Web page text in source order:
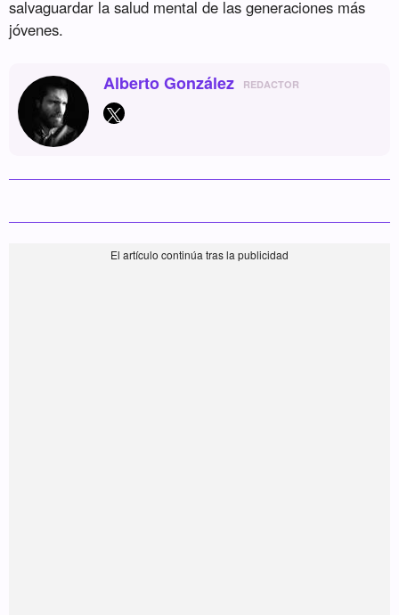
salvaguardar la salud mental de las generaciones más
jóvenes.
Alberto González REDACTOR